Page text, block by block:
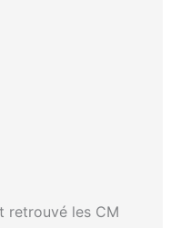
retrouvé les CM